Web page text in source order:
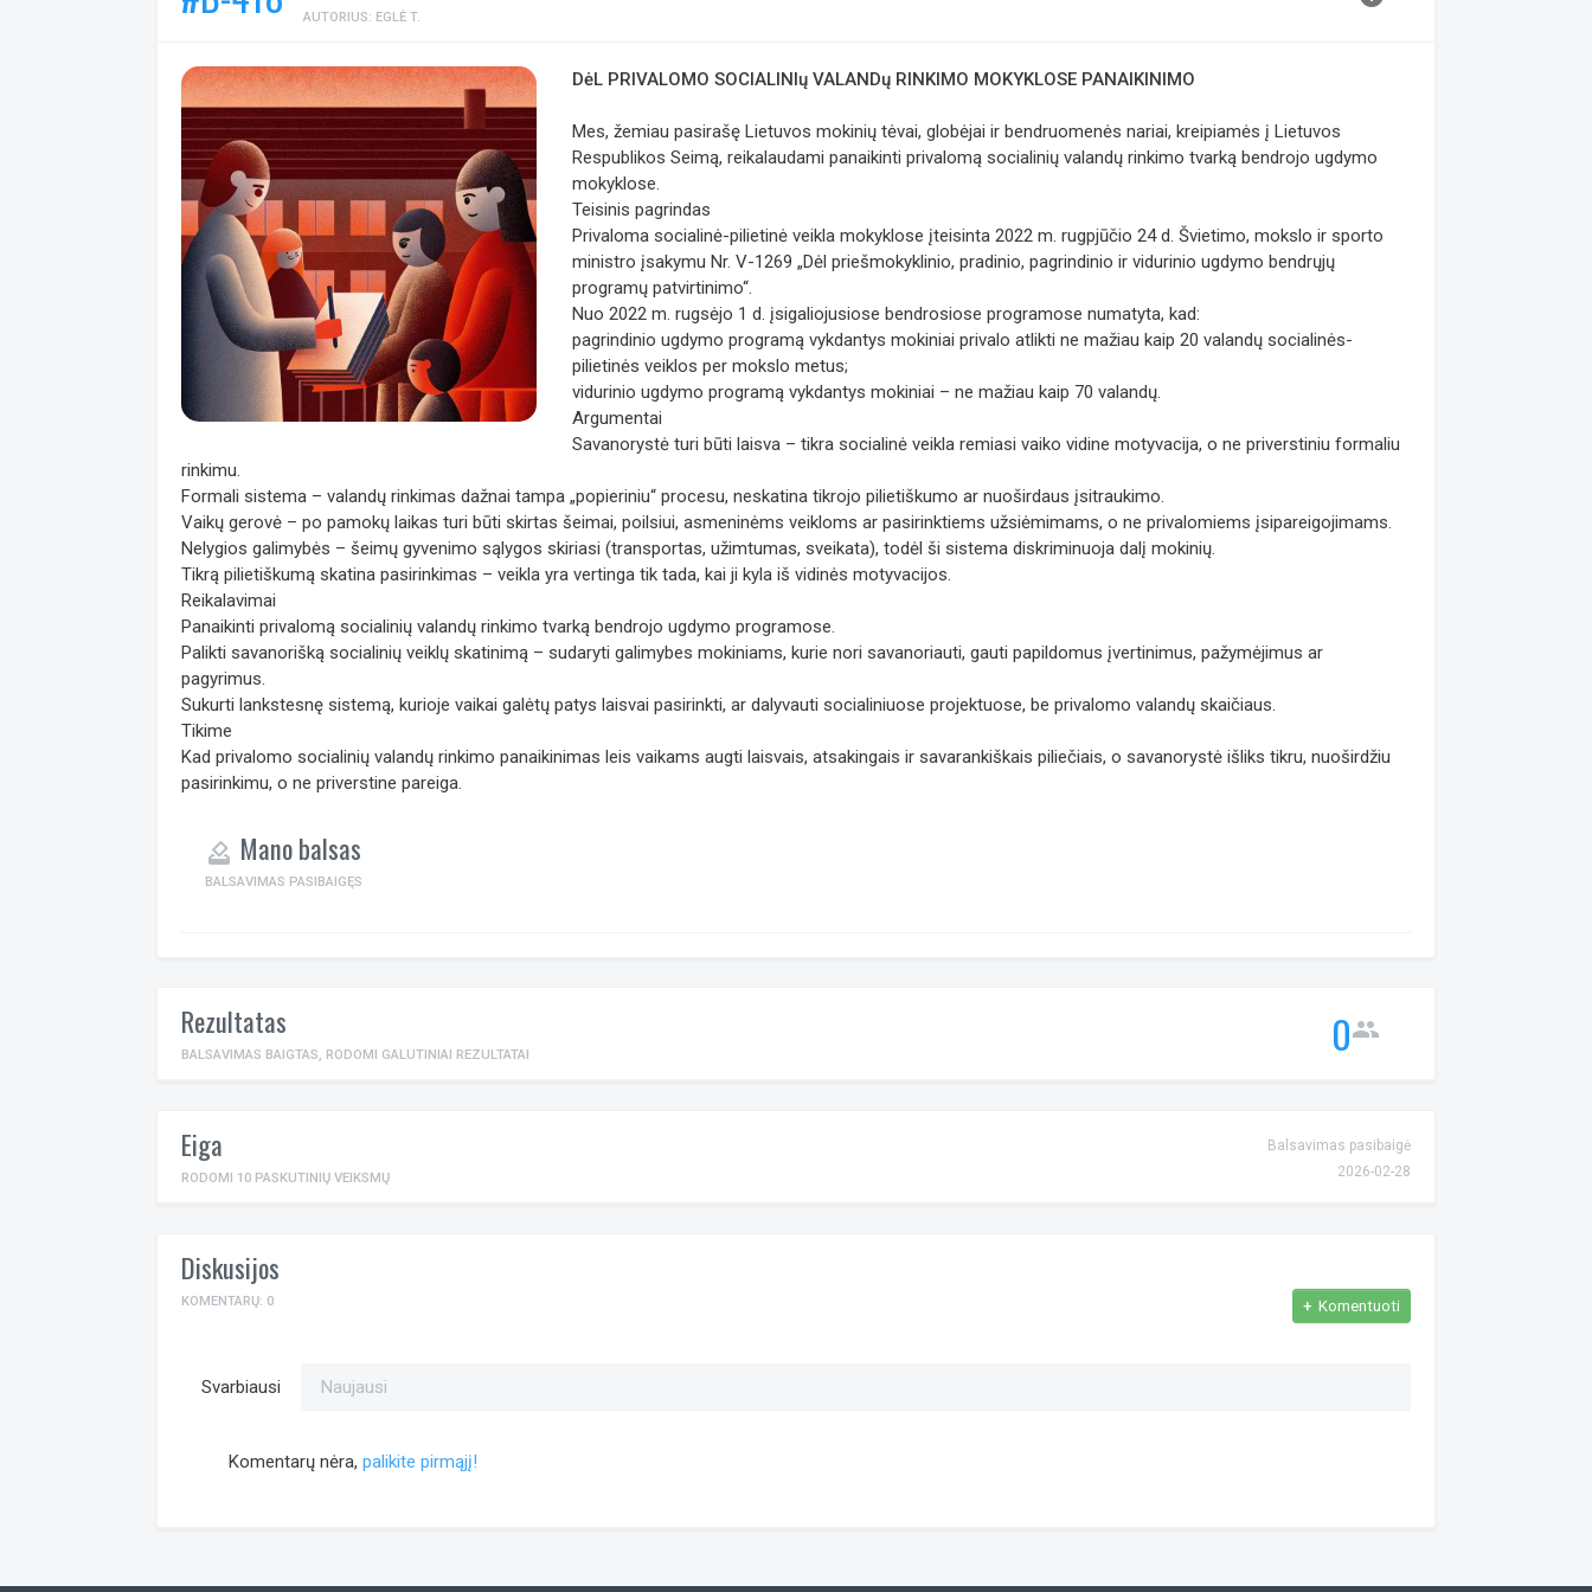
AUTORIUS: EGLĖ T.
DėL PRIVALOMO SOCIALINIų VALANDų RINKIMO MOKYKLOSE PANAIKINIMO
Mes, žemiau pasirašę Lietuvos mokinių tėvai, globėjai ir bendruomenės nariai, kreipiamės į Lietuvos
Respublikos Seimą, reikalaudami panaikinti privalomą socialinių valandų rinkimo tvarką bendrojo ugdymo
mokyklose.
Teisinis pagrindas
Privaloma socialinė-pilietinė veikla mokyklose įteisinta 2022 m. rugpjūčio 24 d. Švietimo, mokslo ir sporto
ministro įsakymu Nr. V-1269 „Dėl priešmokyklinio, pradinio, pagrindinio ir vidurinio ugdymo bendrųjų
programų patvirtinimo“.
Nuo 2022 m. rugsėjo 1 d. įsigaliojusiose bendrosiose programose numatyta, kad:
pagrindinio ugdymo programą vykdantys mokiniai privalo atlikti ne mažiau kaip 20 valandų socialinės-
pilietinės veiklos per mokslo metus;
vidurinio ugdymo programą vykdantys mokiniai – ne mažiau kaip 70 valandų.
Argumentai
Savanorystė turi būti laisva – tikra socialinė veikla remiasi vaiko vidine motyvacija, o ne priverstiniu formaliu
rinkimu.
Formali sistema – valandų rinkimas dažnai tampa „popieriniu“ procesu, neskatina tikrojo pilietiškumo ar nuoširdaus įsitraukimo.
Vaikų gerovė – po pamokų laikas turi būti skirtas šeimai, poilsiui, asmeninėms veikloms ar pasirinktiems užsiėmimams, o ne privalomiems įsipareigojimams.
Nelygios galimybės – šeimų gyvenimo sąlygos skiriasi (transportas, užimtumas, sveikata), todėl ši sistema diskriminuoja dalį mokinių.
Tikrą pilietiškumą skatina pasirinkimas – veikla yra vertinga tik tada, kai ji kyla iš vidinės motyvacijos.
Reikalavimai
Panaikinti privalomą socialinių valandų rinkimo tvarką bendrojo ugdymo programose.
Palikti savanorišką socialinių veiklų skatinimą – sudaryti galimybes mokiniams, kurie nori savanoriauti, gauti papildomus įvertinimus, pažymėjimus ar
pagyrimus.
Sukurti lankstesnę sistemą, kurioje vaikai galėtų patys laisvai pasirinkti, ar dalyvauti socialiniuose projektuose, be privalomo valandų skaičiaus.
Tikime
Kad privalomo socialinių valandų rinkimo panaikinimas leis vaikams augti laisvais, atsakingais ir savarankiškais piliečiais, o savanorystė išliks tikru, nuoširdžiu
pasirinkimu, o ne priverstine pareiga.
how_to_vote Mano balsas
BALSAVIMAS PASIBAIGĘS
Rezultatas
BALSAVIMAS BAIGTAS, RODOMI GALUTINIAI REZULTATAI 0people
Eiga
RODOMI 10 PASKUTINIŲ VEIKSMŲ
Balsavimas pasibaigė
2026-02-28
Diskusijos
KOMENTARŲ: 0 + Komentuoti
Svarbiausi Naujausi
Komentarų nėra, palikite pirmąjį!